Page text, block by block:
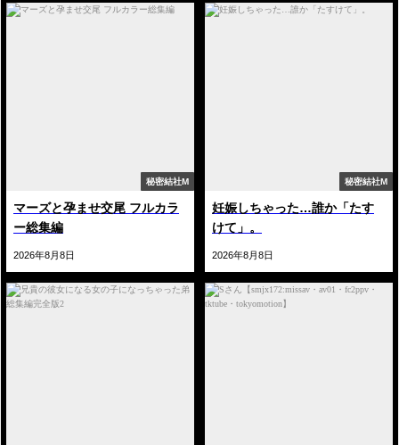
秘密結社M
マーズと孕ませ交尾 フルカラ
ー総集編
2026年8月8日
秘密結社M
妊娠しちゃった…誰か「たす
けて」。
2026年8月8日